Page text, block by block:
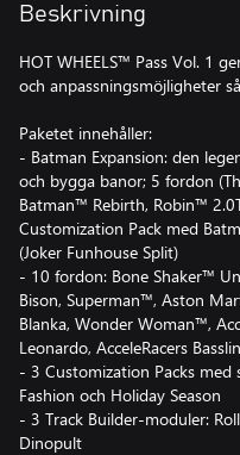
Beskrivning
HOT WHEELS™ Pass Vol. 1
och anpassningsmöjligheter
Paketet innehåller:
- Batman Expansion: den
och bygga banor; 5 fordon
Batman™ Rebirth, Robin™
Customization Pack med
(Joker Funhouse Split)
- 10 fordon: Bone Shaker™
Bison, Superman™, Aston
Blanka, Wonder Woman™,
Leonardo, AcceleRacers
- 3 Customization Packs med
Fashion och Holiday Season
- 3 Track Builder-moduler:
Dinopult